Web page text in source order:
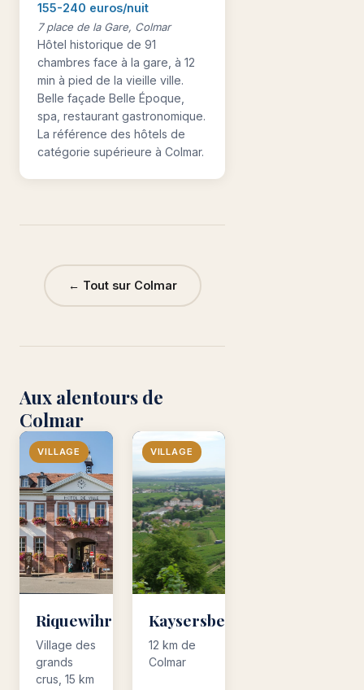
155-240 euros/nuit
7 place de la Gare, Colmar
Hôtel historique de 91
chambres face à la gare, à 12
min à pied de la vieille ville.
Belle façade Belle Époque,
spa, restaurant gastronomique.
La référence des hôtels de
catégorie supérieure à Colmar.
← Tout sur Colmar
Aux alentours de
Colmar
VILLAGE
Riquewihr
Village des
grands
crus, 15 km
VILLAGE
Kaysersberg
12 km de
Colmar